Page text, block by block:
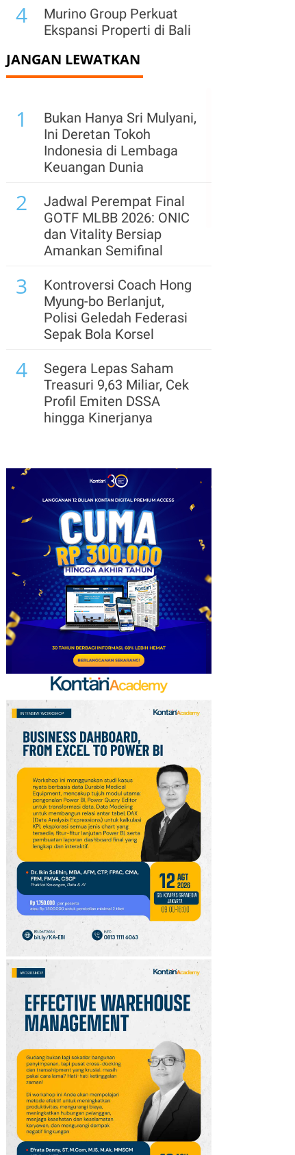
4
Murino Group Perkuat
Ekspansi Properti di Bali
5
Target Rp 38 Triliun di
ISF 2026 Terancam Berat
6
Cuaca Panas Jadi
Peluang, Produsen
Hadirkan Produk
Penunjang Kualitas
Udara
Pemerintah Matangkan
Sistem, PPh 22 Penjual
Efektif 1 November
Kemendag Dorong
Percepatan UMKM
Begini Strateginya
Harga Lelang Gula
Tertekan, Asosiasi Gula
Sorot Sejumlah
JANGAN LEWATKAN
1
Bukan Hanya Sri Mulyani,
Ini Deretan Tokoh
Indonesia di Lembaga
Keuangan Dunia
2
Jadwal Perempat Final
GOTF MLBB 2026: ONIC
dan Vitality Bersiap
Amankan Semifinal
3
Kontroversi Coach Hong
Myung-bo Berlanjut,
Polisi Geledah Federasi
Sepak Bola Korsel
4
Segera Lepas Saham
Treasuri 9,63 Miliar, Cek
Profil Emiten DSSA
hingga Kinerjanya
Kerja Sama dengan
Emirates hingga 2033, Ini
Detail Kemitraannya
Klasemen Grup A Piala
AFF 2026: Ini Skenario
Indonesia Lolos ke
Semifinal
7
FIFA Akhirnya Cairkan
Hadiah Timnas Yordania
yang Tertunda 8 Bulan
Promo Alfamart Murah
Banget 7–13 Agustus
2026, Sunlight hingga
Bebelac Diskon
9
Promo JSM Superindo
7–9 Agustus 2026,
Minyak Goreng Rp37.900
hingga Buah Diskon 50%
10 Promo JSM Alfamart 7–
9 Agustus 2026, Minyak
Goreng 2 Liter Mulai
Rp41.500